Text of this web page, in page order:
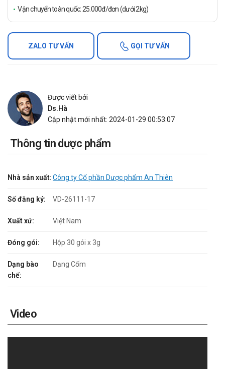
Vận chuyển toàn quốc: 25.000đ/đơn (dưới 2kg)
ZALO TƯ VẤN GỌI TƯ VẤN
Được viết bởi
Ds.Hà
Cập nhật mới nhất: 2024-01-29 00:53:07
Thông tin dược phẩm
Nhà sản xuất:Công ty Cổ phần Dược phẩm An Thiên
Số đăng ký: VD-26111-17
Xuất xứ: Việt Nam
Đóng gói: Hộp 30 gói x 3g
Dạng bào
chế:
Dạng Cốm
Video